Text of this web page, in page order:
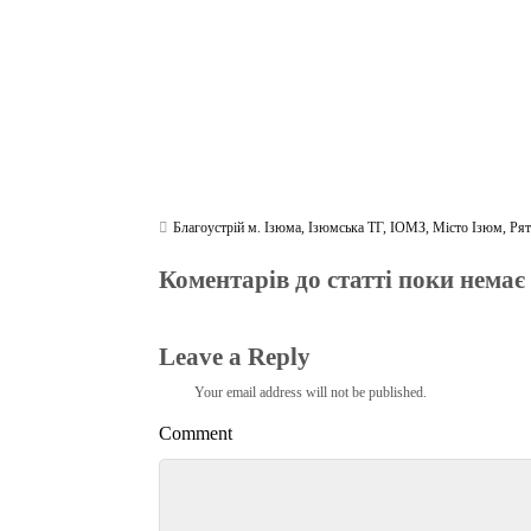
Благоустрій м. Ізюма,Ізюмська ТГ,ІОМЗ,Місто Ізюм,
Коментарів до статті поки немає
Leave a Reply
Your email address will not be published.
Comment